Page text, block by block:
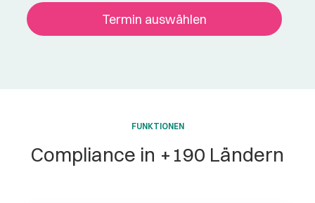
FUNKTIONEN
Compliance in +190 Ländern